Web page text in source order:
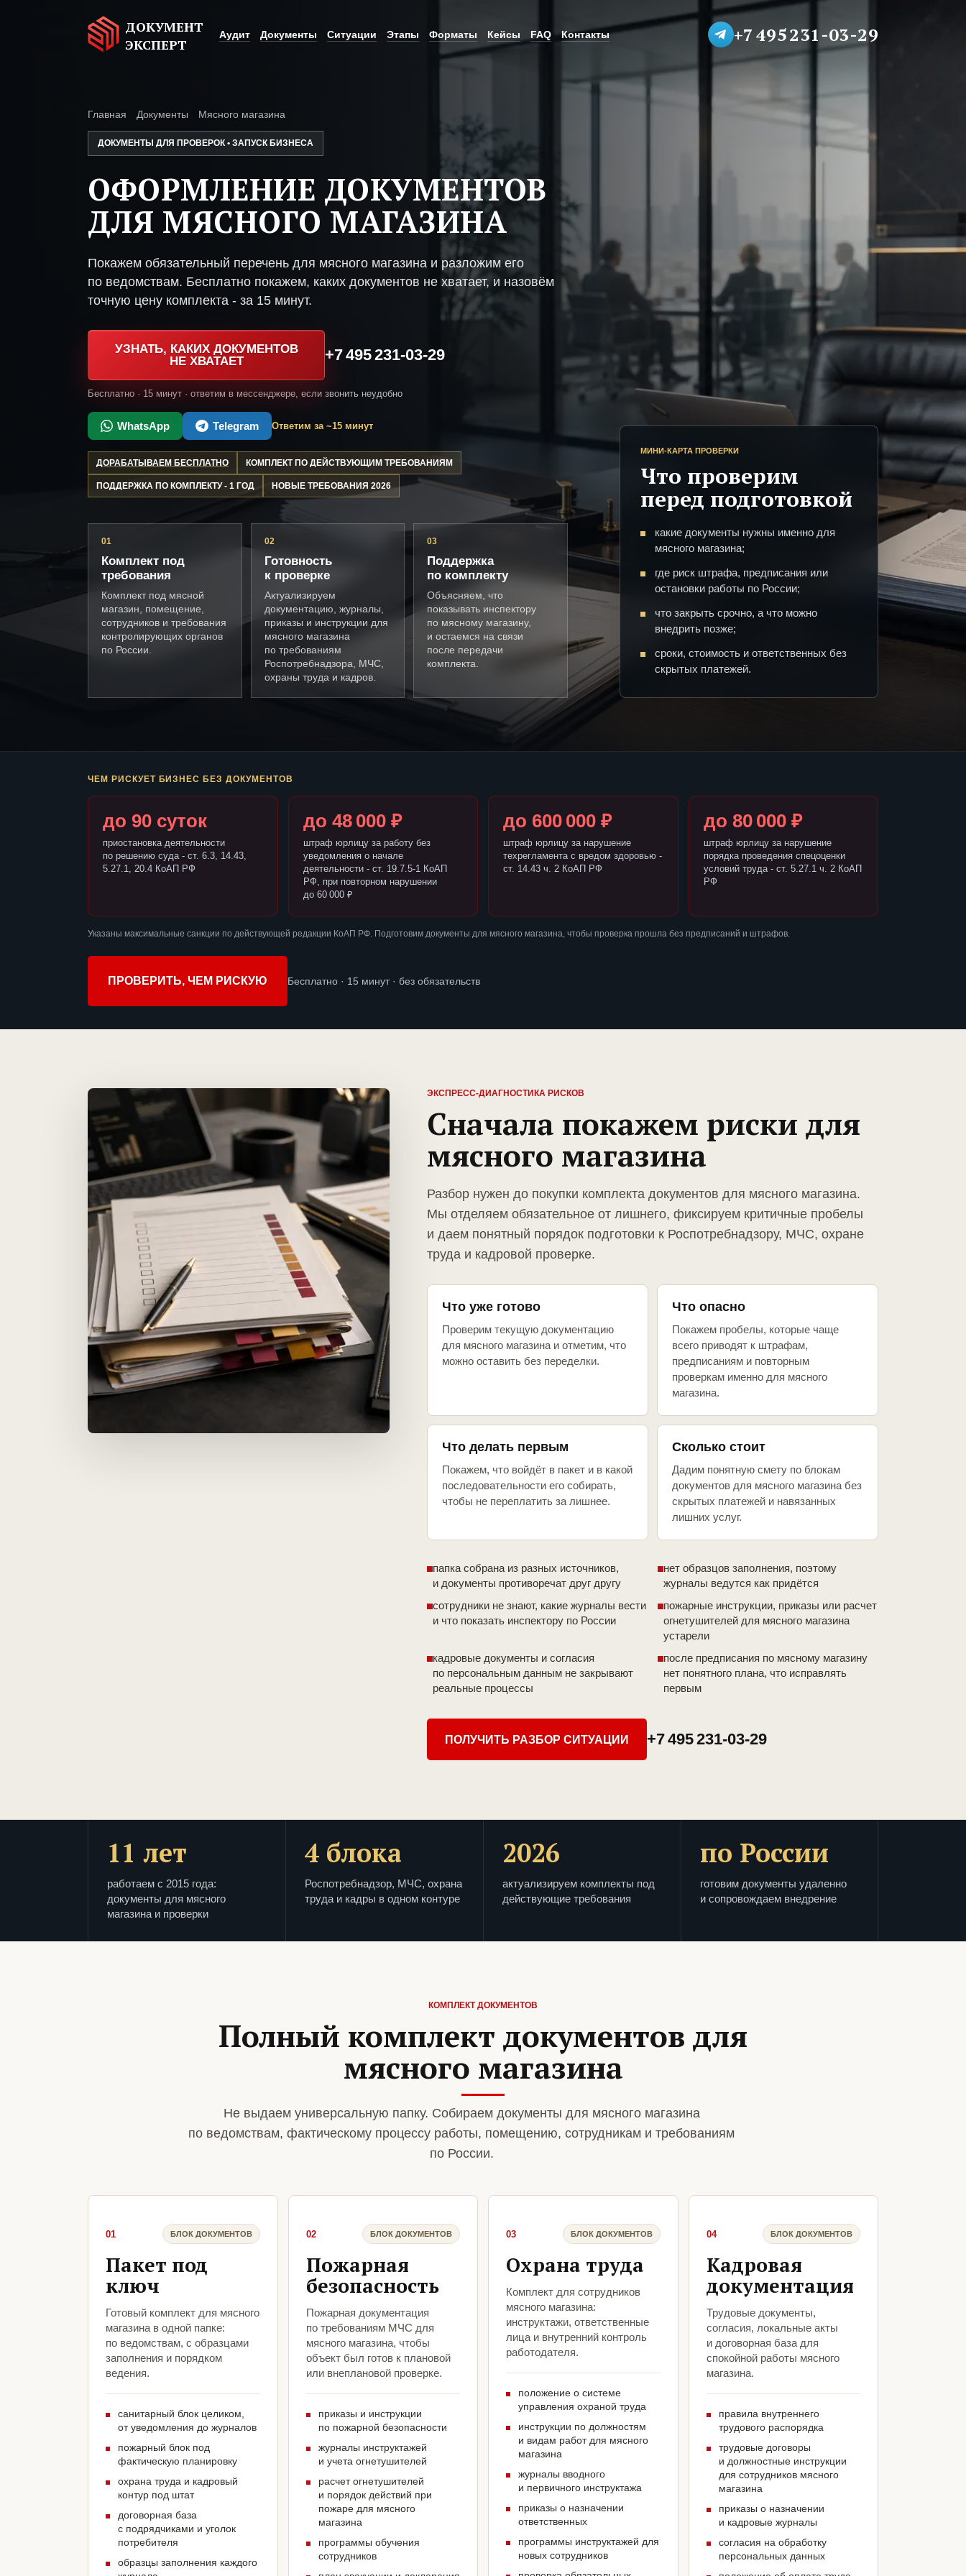
ДОКУМЕНТ
ЭКСПЕРТ
Аудит Документы Ситуации Этапы Форматы Кейсы FAQ Контакты +7 495 231-03-29
Главная Документы Мясного магазина
ДОКУМЕНТЫ ДЛЯ ПРОВЕРОК • ЗАПУСК БИЗНЕСА
ОФОРМЛЕНИЕ ДОКУМЕНТОВ
ДЛЯ МЯСНОГО МАГАЗИНА
Покажем обязательный перечень для мясного магазина и разложим его
по ведомствам. Бесплатно покажем, каких документов не хватает, и назовём
точную цену комплекта - за 15 минут.
УЗНАТЬ, КАКИХ ДОКУМЕНТОВ
НЕ ХВАТАЕТ
+7 495 231-03-29
Бесплатно · 15 минут · ответим в мессенджере, если звонить неудобно
WhatsApp Telegram Ответим за ~15 минут
ДОРАБАТЫВАЕМ БЕСПЛАТНО КОМПЛЕКТ ПО ДЕЙСТВУЮЩИМ ТРЕБОВАНИЯМ
ПОДДЕРЖКА ПО КОМПЛЕКТУ - 1 ГОД НОВЫЕ ТРЕБОВАНИЯ 2026
01
Комплект под
требования
Комплект под мясной
магазин, помещение,
сотрудников и требования
контролирующих органов
по России.
02
Готовность
к проверке
Актуализируем
документацию, журналы,
приказы и инструкции для
мясного магазина
по требованиям
Роспотребнадзора, МЧС,
охраны труда и кадров.
03
Поддержка
по комплекту
Объясняем, что
показывать инспектору
по мясному магазину,
и остаемся на связи
после передачи
комплекта.
МИНИ-КАРТА ПРОВЕРКИ
Что проверим
перед подготовкой
какие документы нужны именно для
мясного магазина;
где риск штрафа, предписания или
остановки работы по России;
что закрыть срочно, а что можно
внедрить позже;
сроки, стоимость и ответственных без
скрытых платежей.
ЧЕМ РИСКУЕТ БИЗНЕС БЕЗ ДОКУМЕНТОВ
до 90 суток
приостановка деятельности
по решению суда - ст. 6.3, 14.43,
5.27.1, 20.4 КоАП РФ
до 48 000 ₽
штраф юрлицу за работу без
уведомления о начале
деятельности - ст. 19.7.5-1 КоАП
РФ, при повторном нарушении
до 60 000 ₽
до 600 000 ₽
штраф юрлицу за нарушение
техрегламента с вредом здоровью -
ст. 14.43 ч. 2 КоАП РФ
до 80 000 ₽
штраф юрлицу за нарушение
порядка проведения спецоценки
условий труда - ст. 5.27.1 ч. 2 КоАП
РФ
Указаны максимальные санкции по действующей редакции КоАП РФ. Подготовим документы для мясного магазина, чтобы проверка прошла без предписаний и штрафов.
ПРОВЕРИТЬ, ЧЕМ РИСКУЮ Бесплатно · 15 минут · без обязательств
ЭКСПРЕСС-ДИАГНОСТИКА РИСКОВ
Сначала покажем риски для
мясного магазина
Разбор нужен до покупки комплекта документов для мясного магазина.
Мы отделяем обязательное от лишнего, фиксируем критичные пробелы
и даем понятный порядок подготовки к Роспотребнадзору, МЧС, охране
труда и кадровой проверке.
Что уже готово
Проверим текущую документацию
для мясного магазина и отметим, что
можно оставить без переделки.
Что опасно
Покажем пробелы, которые чаще
всего приводят к штрафам,
предписаниям и повторным
проверкам именно для мясного
магазина.
Что делать первым
Покажем, что войдёт в пакет и в какой
последовательности его собирать,
чтобы не переплатить за лишнее.
Сколько стоит
Дадим понятную смету по блокам
документов для мясного магазина без
скрытых платежей и навязанных
лишних услуг.
папка собрана из разных источников,
и документы противоречат друг другу
нет образцов заполнения, поэтому
журналы ведутся как придётся
сотрудники не знают, какие журналы вести
и что показать инспектору по России
пожарные инструкции, приказы или расчет
огнетушителей для мясного магазина
устарели
кадровые документы и согласия
по персональным данным не закрывают
реальные процессы
после предписания по мясному магазину
нет понятного плана, что исправлять
первым
ПОЛУЧИТЬ РАЗБОР СИТУАЦИИ +7 495 231-03-29
11 лет
работаем с 2015 года:
документы для мясного
магазина и проверки
4 блока
Роспотребнадзор, МЧС, охрана
труда и кадры в одном контуре
2026
актуализируем комплекты под
действующие требования
по России
готовим документы удаленно
и сопровождаем внедрение
КОМПЛЕКТ ДОКУМЕНТОВ
Полный комплект документов для
мясного магазина
Не выдаем универсальную папку. Собираем документы для мясного магазина
по ведомствам, фактическому процессу работы, помещению, сотрудникам и требованиям
по России.
01 БЛОК ДОКУМЕНТОВ
Пакет под
ключ
Готовый комплект для мясного
магазина в одной папке:
по ведомствам, с образцами
заполнения и порядком
ведения.
санитарный блок целиком,
от уведомления до журналов
пожарный блок под
фактическую планировку
охрана труда и кадровый
контур под штат
договорная база
с подрядчиками и уголок
потребителя
образцы заполнения каждого
02 БЛОК ДОКУМЕНТОВ
Пожарная
безопасность
Пожарная документация
по требованиям МЧС для
мясного магазина, чтобы
объект был готов к плановой
или внеплановой проверке.
приказы и инструкции
по пожарной безопасности
журналы инструктажей
и учета огнетушителей
расчет огнетушителей
и порядок действий при
пожаре для мясного
магазина
программы обучения
сотрудников
03 БЛОК ДОКУМЕНТОВ
Охрана труда
Комплект для сотрудников
мясного магазина:
инструктажи, ответственные
лица и внутренний контроль
работодателя.
положение о системе
управления охраной труда
инструкции по должностям
и видам работ для мясного
магазина
журналы вводного
и первичного инструктажа
приказы о назначении
ответственных
программы инструктажей для
новых сотрудников
04 БЛОК ДОКУМЕНТОВ
Кадровая
документация
Трудовые документы,
согласия, локальные акты
и договорная база для
спокойной работы мясного
магазина.
правила внутреннего
трудового распорядка
трудовые договоры
и должностные инструкции
для сотрудников мясного
магазина
приказы о назначении
и кадровые журналы
согласия на обработку
персональных данных